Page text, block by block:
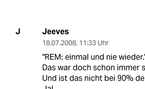
J Jeeves
18.07.2008, 11:33 Uhr
"REM: einmal und nie
Das war doch schon immer
Und ist das nicht bei 90%